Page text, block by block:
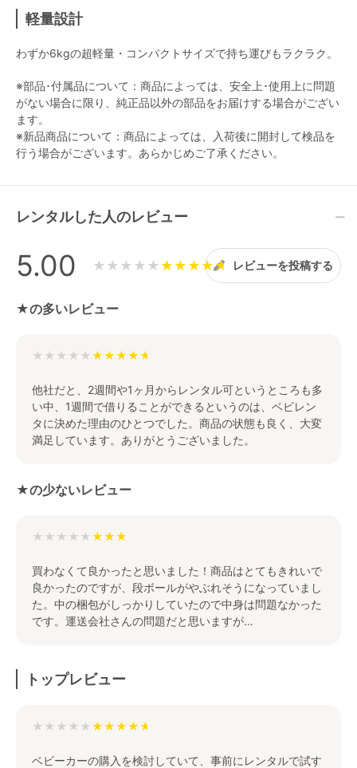
軽量設計
わずか6kgの超軽量・コンパクトサイズで持ち運びもラクラク。
※部品･付属品について：商品によっては、安全上･使用上に問題
がない場合に限り、純正品以外の部品をお届けする場合がござい
ます。
※新品商品について：商品によっては、入荷後に開封して検品を
行う場合がございます。あらかじめご了承ください。
レンタルした人のレビュー
5.00 ★★★★★ レビューを投稿する
★の多いレビュー
★★★★★
他社だと、2週間や1ヶ月からレンタル可というところも多
い中、1週間で借りることができるというのは、ベビレン
タに決めた理由のひとつでした。商品の状態も良く、大変
満足しています。ありがとうございました。
★の少ないレビュー
★★★★★
買わなくて良かったと思いました！商品はとてもきれいで
良かったのですが、段ボールがやぶれそうになっていまし
た。中の梱包がしっかりしていたので中身は問題なかった
です。運送会社さんの問題だと思いますが…
トップレビュー
★★★★★
ベビーカーの購入を検討していて、事前にレンタルで試す